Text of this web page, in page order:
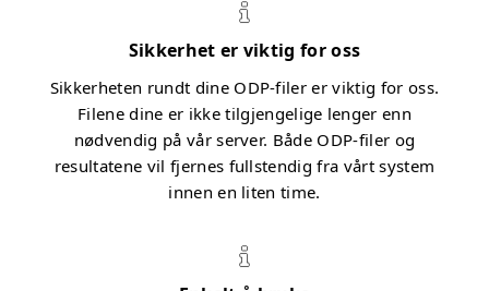
Sikkerhet er viktig for oss
Sikkerheten rundt dine ODP-filer er viktig for oss.
Filene dine er ikke tilgjengelige lenger enn
nødvendig på vår server. Både ODP-filer og
resultatene vil fjernes fullstendig fra vårt system
innen en liten time.